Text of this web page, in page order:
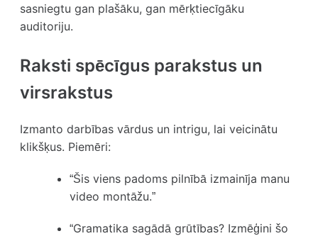
sasniegtu gan plašāku, gan mērķtiecīgāku
auditoriju.
Raksti spēcīgus parakstus un
virsrakstus
Izmanto darbības vārdus un intrigu, lai veicinātu
klikšķus. Piemēri:
“Šis viens padoms pilnībā izmainīja manu
video montāžu.”
“Gramatika sagādā grūtības? Izmēģini šo